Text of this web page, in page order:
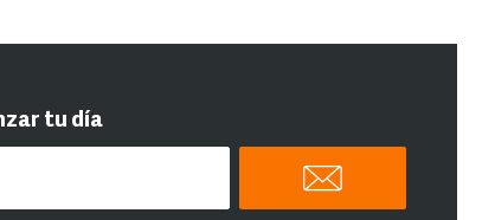
tu día